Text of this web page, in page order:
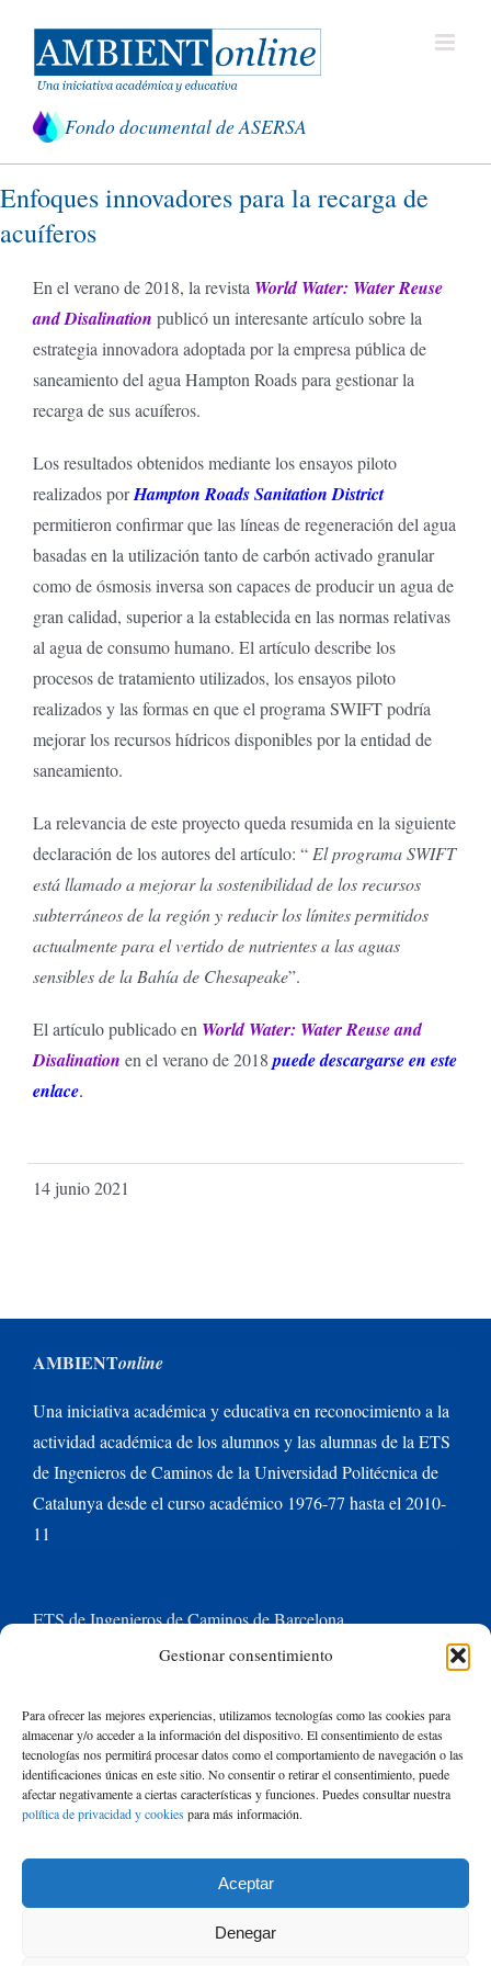
Gestionar consentimiento
Para ofrecer las mejores experiencias, utilizamos tecnologías como las cookies para
almacenar y/o acceder a la información del dispositivo. El consentimiento de estas
tecnologías nos permitirá procesar datos como el comportamiento de navegación o las
identificaciones únicas en este sitio. No consentir o retirar el consentimiento, puede
afectar negativamente a ciertas características y funciones. Puedes consultar nuestra
política de privacidad y cookiespara más información.
Aceptar
Denegar
contenido
Fondo documental de ASERSA
Enfoques innovadores para la recarga de
acuíferos
En el verano de 2018, la revista World Water: Water Reuse
and Disalination publicó un interesante artículo sobre la
estrategia innovadora adoptada por la empresa pública de
saneamiento del agua Hampton Roads para gestionar la
recarga de sus acuíferos.
Los resultados obtenidos mediante los ensayos piloto
realizados porHampton Roads Sanitation District
permitieron confirmar que las líneas de regeneración del agua
basadas en la utilización tanto de carbón activado granular
como de ósmosis inversa son capaces de producir un agua de
gran calidad, superior a la establecida en las normas relativas
al agua de consumo humano. El artículo describe los
procesos de tratamiento utilizados, los ensayos piloto
realizados y las formas en que el programa SWIFT podría
mejorar los recursos hídricos disponibles por la entidad de
saneamiento.
La relevancia de este proyecto queda resumida en la siguiente
declaración de los autores del artículo: “ El programa SWIFT
está llamado a mejorar la sostenibilidad de los recursos
subterráneos de la región y reducir los límites permitidos
actualmente para el vertido de nutrientes a las aguas
sensibles de la Bahía de Chesapeake”.
El artículo publicado en World Water: Water Reuse and
Disalination en el verano de 2018 puede descargarse en este
enlace.
14 junio 2021
AMBIENTonline
Una iniciativa académica y educativa en reconocimiento a la
actividad académica de los alumnos y las alumnas de la ETS
de Ingenieros de Caminos de la Universidad Politécnica de
Catalunya desde el curso académico 1976-77 hasta el 2010-
11
ETS de Ingenieros de Caminos de Barcelona
Universitat Politècnica de Catalunya BarcelonaTech
Contacte con nosotros
Buscar:
2026 de Rafael Mujeriego | Todos los derechos reservados